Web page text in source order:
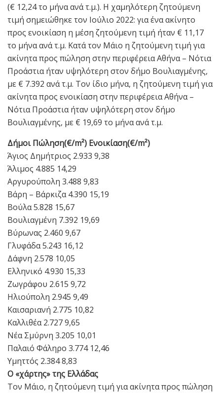
(€ 12,24 το μήνα ανά τ.μ.). Η χαμηλότερη ζητούμενη
τιμή σημειώθηκε τον Ιούλιο 2022: για ένα ακίνητο
προς ενοικίαση η μέση ζητούμενη τιμή ήταν € 11,17
το μήνα ανά τ.μ. Κατά τον Μάιο η ζητούμενη τιμή για
ακίνητα προς πώληση στην περιφέρεια Αθήνα – Νότια
Προάστια ήταν υψηλότερη στον δήμο Βουλιαγμένης,
με € 7.392 ανά τ.μ. Τον ίδιο μήνα, η ζητούμενη τιμή για
ακίνητα προς ενοικίαση στην περιφέρεια Αθήνα –
Νότια Προάστια ήταν υψηλότερη στον δήμο
Βουλιαγμένης, με € 19,69 το μήνα ανά τ.μ.
Δήμοι Πώληση(€/m²) Ενοικίαση(€/m²)
Άγιος Δημήτριος 2.933 9,38
Άλιμος 4.885 14,29
Αργυρούπολη 3.488 9,83
Βάρη – Βάρκιζα 4.390 15,19
Βούλα 5.828 15,67
Βουλιαγμένη 7.392 19,69
Βύρωνας 2.460 9,67
Γλυφάδα 5.243 16,12
Δάφνη 2.578 10,05
Ελληνικό 4.930 15,33
Ζωγράφου 2.615 9,72
Ηλιούπολη 2.945 9,49
Καισαριανή 2.775 10,82
Καλλιθέα 2.727 9,65
Νέα Σμύρνη 3.205 10,01
Παλαιό Φάληρο 3.774 12,46
Υμηττός 2.384 8,83
Ο «χάρτης» της Ελλάδας
Τον Μάιο, η ζητούμενη τιμή για ακίνητα προς πώληση